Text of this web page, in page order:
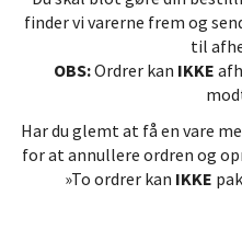
finder vi varerne frem og
til
OBS:Ordrer kan IKKE
Har du glemt at få en vare
for at annullere ordren og
»To ordrer kan IKKE